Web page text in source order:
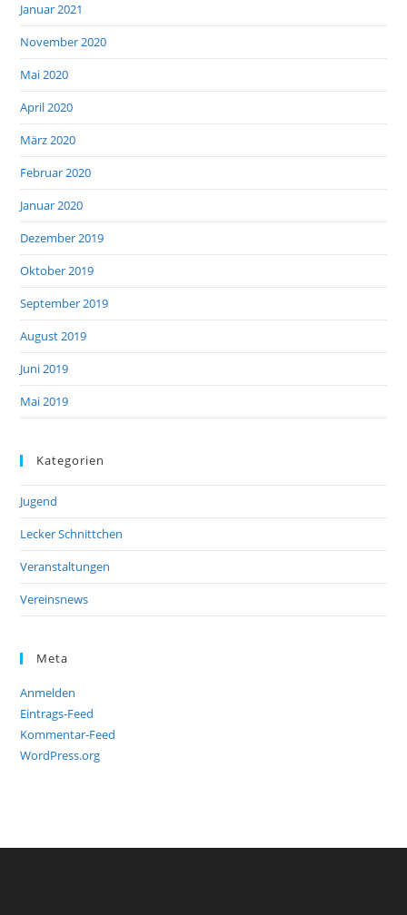
Januar 2021
November 2020
Mai 2020
April 2020
März 2020
Februar 2020
Januar 2020
Dezember 2019
Oktober 2019
September 2019
August 2019
Juni 2019
Mai 2019
Kategorien
Jugend
Lecker Schnittchen
Veranstaltungen
Vereinsnews
Meta
Anmelden
Eintrags-Feed
Kommentar-Feed
WordPress.org